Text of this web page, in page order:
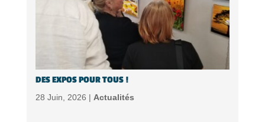
DES EXPOS POUR TOUS !
28 Juin, 2026 | Actualités